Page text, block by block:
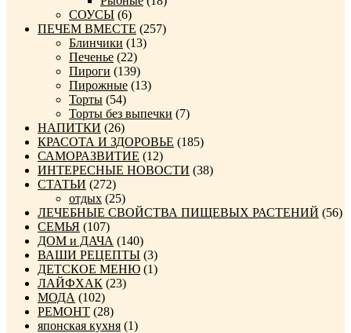
СОУСЫ (6)
ПЕЧЕМ ВМЕСТЕ (257)
Блинчики (13)
Печенье (22)
Пироги (139)
Пирожные (13)
Торты (54)
Торты без выпечки (7)
НАПИТКИ (26)
КРАСОТА И ЗДОРОВЬЕ (185)
САМОРАЗВИТИЕ (12)
ИНТЕРЕСНЫЕ НОВОСТИ (38)
СТАТЬИ (272)
отдых (25)
ЛЕЧЕБНЫЕ СВОЙСТВА ПИЩЕВЫХ РАСТЕНИЙ (56)
СЕМЬЯ (107)
ДОМ и ДАЧА (140)
ВАШИ РЕЦЕПТЫ (3)
ДЕТСКОЕ МЕНЮ (1)
ЛАЙФХАК (23)
МОДА (102)
РЕМОНТ (28)
японская кухня (1)